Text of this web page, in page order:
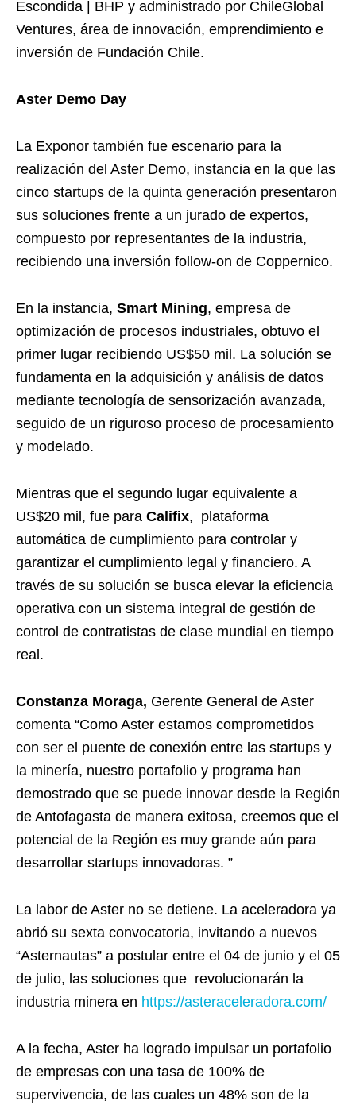
Escondida | BHP y administrado por ChileGlobal
Ventures, área de innovación, emprendimiento e
inversión de Fundación Chile.
Aster Demo Day
La Exponor también fue escenario para la
realización del Aster Demo, instancia en la que las
cinco startups de la quinta generación presentaron
sus soluciones frente a un jurado de expertos,
compuesto por representantes de la industria,
recibiendo una inversión follow-on de Coppernico.
En la instancia, Smart Mining, empresa de
optimización de procesos industriales, obtuvo el
primer lugar recibiendo US$50 mil. La solución se
fundamenta en la adquisición y análisis de datos
mediante tecnología de sensorización avanzada,
seguido de un riguroso proceso de procesamiento
y modelado.
Mientras que el segundo lugar equivalente a
US$20 mil, fue para Califix, plataforma
automática de cumplimiento para controlar y
garantizar el cumplimiento legal y financiero. A
través de su solución se busca elevar la eficiencia
operativa con un sistema integral de gestión de
control de contratistas de clase mundial en tiempo
real.
Constanza Moraga, Gerente General de Aster
comenta “Como Aster estamos comprometidos
con ser el puente de conexión entre las startups y
la minería, nuestro portafolio y programa han
demostrado que se puede innovar desde la Región
de Antofagasta de manera exitosa, creemos que el
potencial de la Región es muy grande aún para
desarrollar startups innovadoras. ”
La labor de Aster no se detiene. La aceleradora ya
abrió su sexta convocatoria, invitando a nuevos
“Asternautas” a postular entre el 04 de junio y el 05
de julio, las soluciones que revolucionarán la
industria minera en https://asteraceleradora.com/
A la fecha, Aster ha logrado impulsar un portafolio
de empresas con una tasa de 100% de
supervivencia, de las cuales un 48% son de la